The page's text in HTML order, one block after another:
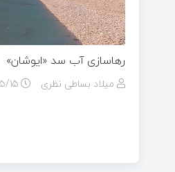
رهاسازی آب سد «ایوشان»
میلاد بساطی نظری